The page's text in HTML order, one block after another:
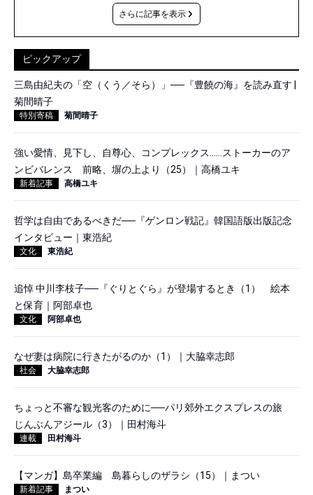
さらに記事を表示
ピックアップ
三島由紀夫の「空（くう／そら）」──『豊饒の海』を読み直す |
菊間晴子
特別寄稿 菊間晴子
強い愛情、見下し、自尊心、コンプレックス……ストーカーのア
ンビバレンス 前略、塀の上より（25）｜高橋ユキ
新着記事 高橋ユキ
哲学は自由であるべきだ──『ゲンロン戦記』韓国語版出版記念
インタビュー｜東浩紀
文化 東浩紀
追悼 中川李枝子──『ぐりとぐら』が登場するとき（1） 絵本
と保育｜阿部卓也
文化 阿部卓也
なぜ妻は病院に行きたがるのか（1）｜大脇幸志郎
社会 大脇幸志郎
ちょっと不審な観光客のために──パリ郊外エクスプレスの旅
じんぶんアジール（3）｜田村海斗
連載 田村海斗
【マンガ】島卒業編 島暮らしのザラシ（15）｜まつい
新着記事 まつい